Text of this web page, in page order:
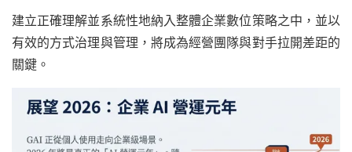
建立正確理解並系統性地納入整體企業數位策略之中，並以
有效的方式治理與管理，將成為經營團隊與對手拉開差距的
關鍵。